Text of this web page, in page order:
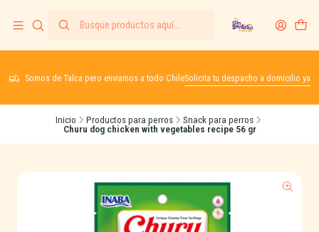
Somos de Talca pero enviamos a todo ChileSolicita tu despacho a domicilio ya
Inicio Productos para perros
Snack para perros
Churu dog chicken with vegetables recipe 56 gr